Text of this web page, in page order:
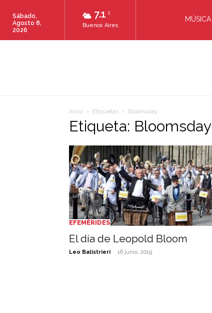
7.1 C
Buenos Aires
Sábado,
Agosto 8,
2026
MÚSICA
Inicio Etiquetas Bloomsday
Etiqueta: Bloomsday
EFEMÉRIDES
El día de Leopold Bloom
Leo Balistrieri - 16 junio, 2019